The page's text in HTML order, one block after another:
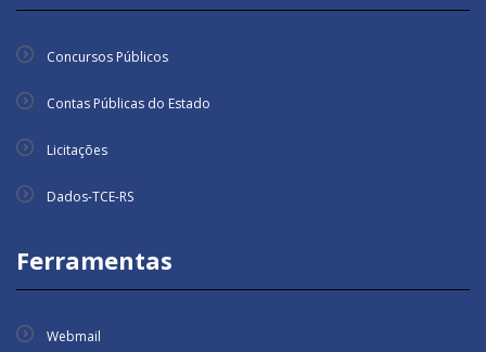
Concursos Públicos
Contas Públicas do Estado
Licitações
Dados-TCE-RS
Ferramentas
Webmail